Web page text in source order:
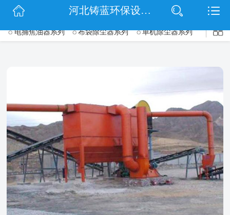
$(function() { $('.wrapper').navbarscroll(); });
网站首页
扫码关注
联系我们
河北铸蓝环保设备有限公司
电捕焦油器系列 布袋除尘器系列 单机除尘器系列
UV光氧净化器系列 等离子净化器系列 催化燃烧设备系列
除尘配件系列